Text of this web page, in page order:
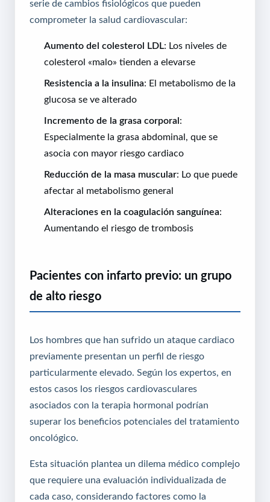
serie de cambios fisiológicos que pueden
comprometer la salud cardiovascular:
Aumento del colesterol LDL: Los niveles de
colesterol «malo» tienden a elevarse
Resistencia a la insulina: El metabolismo de la
glucosa se ve alterado
Incremento de la grasa corporal:
Especialmente la grasa abdominal, que se
asocia con mayor riesgo cardiaco
Reducción de la masa muscular: Lo que puede
afectar al metabolismo general
Alteraciones en la coagulación sanguínea:
Aumentando el riesgo de trombosis
Pacientes con infarto previo: un grupo
de alto riesgo
Los hombres que han sufrido un ataque cardiaco
previamente presentan un perfil de riesgo
particularmente elevado. Según los expertos, en
estos casos los riesgos cardiovasculares
asociados con la terapia hormonal podrían
superar los beneficios potenciales del tratamiento
oncológico.
Esta situación plantea un dilema médico complejo
que requiere una evaluación individualizada de
cada caso, considerando factores como la